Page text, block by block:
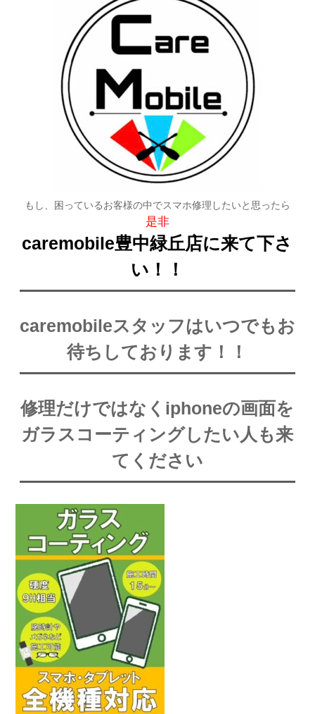
もし、困っているお客様の中でスマホ修理したいと思ったら
是非
caremobile豊中緑丘店に来て下さ
い！！
caremobileスタッフはいつでもお
待ちしております！！
修理だけではなくiphoneの画面を
ガラスコーティングしたい人も来
てください